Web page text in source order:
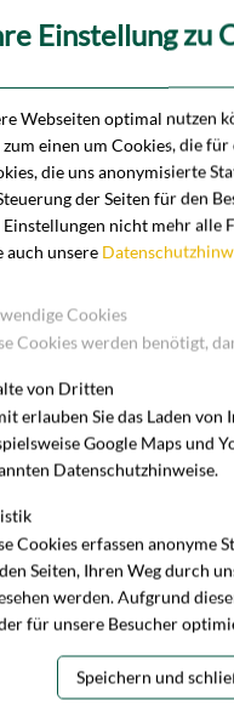
431
§ 34c Abs. 1 der
HafenCity Assetklasse
Ansicht Innenhof,
Homepage
Einstellung zu
Webseiten optimal nutzen
zum einen um Cookies, die
die uns anonymisierte
der Seiten für den
nicht mehr alle
auch unsere
Cookies
Cookies werden benötigt,
von Dritten
erlauben Sie das Laden
Google Maps und
Datenschutzhinweise.
Cookies erfassen anonyme
Seiten, Ihren Weg durch
werden. Aufgrund
für unsere Besucher
Speichern und